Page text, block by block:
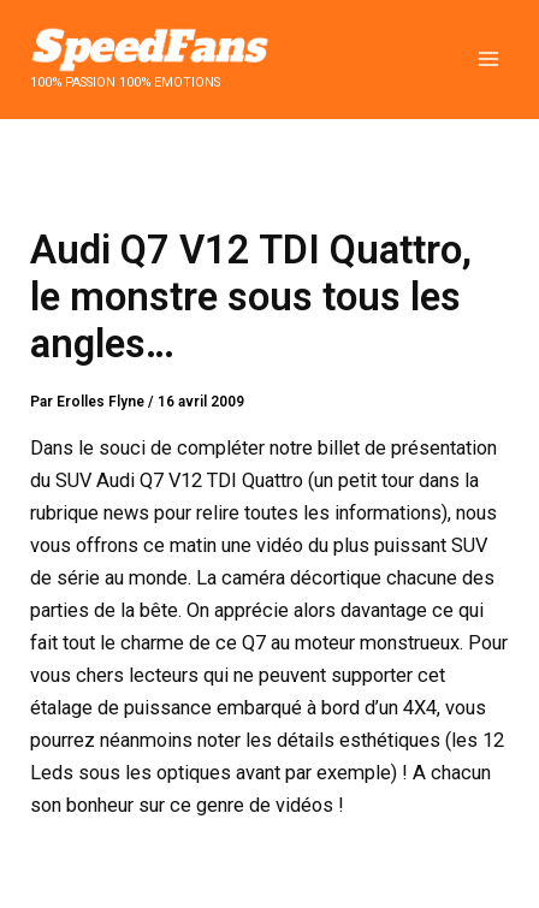
contenu100% PASSION 100% EMOTIONS
Audi Q7 V12 TDI Quattro,
le monstre sous tous les
angles…
Par Erolles Flyne/ 16 avril 2009
Dans le souci de compléter notre billet de présentation
du SUV Audi Q7 V12 TDI Quattro (un petit tour dans la
rubrique news pour relire toutes les informations), nous
vous offrons ce matin une vidéo du plus puissant SUV
de série au monde. La caméra décortique chacune des
parties de la bête. On apprécie alors davantage ce qui
fait tout le charme de ce Q7 au moteur monstrueux. Pour
vous chers lecteurs qui ne peuvent supporter cet
étalage de puissance embarqué à bord d’un 4X4, vous
pourrez néanmoins noter les détails esthétiques (les 12
Leds sous les optiques avant par exemple) ! A chacun
son bonheur sur ce genre de vidéos !